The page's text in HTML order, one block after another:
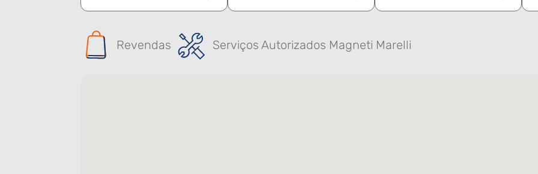
Revendas Serviços Autorizados Magneti Marelli